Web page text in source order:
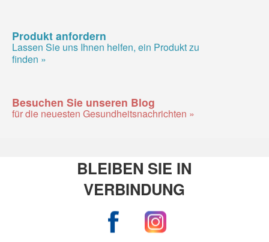
Produkt anfordern
Lassen Sie uns Ihnen helfen, ein Produkt zu
finden »
Besuchen Sie unseren Blog
für die neuesten Gesundheitsnachrichten »
BLEIBEN SIE IN
VERBINDUNG